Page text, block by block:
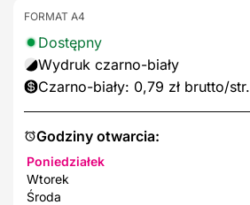
Godziny otwarcia:
Poniedziałek
Wtorek
Środa
FORMAT A4
Dostępny
Wydruk czarno-biały
Czarno-biały: 0,79 zł brutto/str.